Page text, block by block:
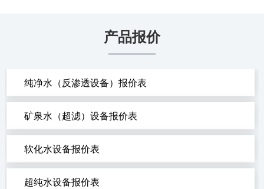
产品报价
纯净水（反渗透设备）报价表
矿泉水（超滤）设备报价表
软化水设备报价表
超纯水设备报价表